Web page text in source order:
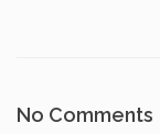
No Comments